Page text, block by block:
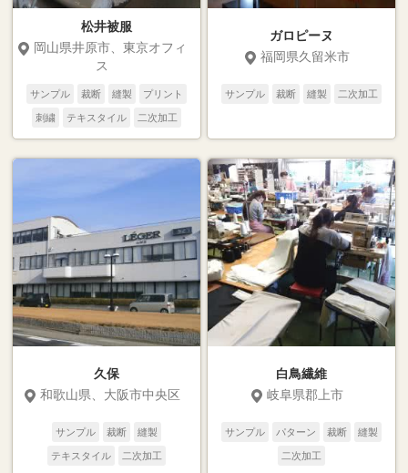
松井被服
岡山県井原市、東京オフィ
ス
サンプル 裁断 縫製 プリント
刺繍 テキスタイル 二次加工
ガロピーヌ
福岡県久留米市
サンプル 裁断 縫製 二次加工
久保
和歌山県、大阪市中央区
サンプル 裁断 縫製
テキスタイル 二次加工
白鳥繊維
岐阜県郡上市
サンプル パターン 裁断 縫製
二次加工